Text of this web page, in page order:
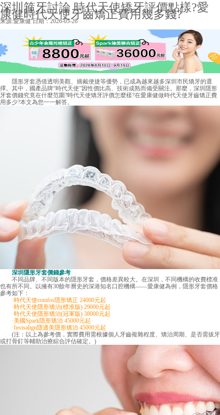
深圳箍牙討論 時代天使矯牙評價點樣?愛
康健時代天使牙齒矯正費用幾多錢?
来源:愛康健日期：2026-05-26
隱形牙套憑借透明美觀、摘戴便捷等優勢，已成為越來越多深圳市民矯牙的選
擇。其中，國產品牌“時代天使”因性價比高、技術成熟而備受關注。那麼，深圳隱形
牙套價錢究竟在什麼范圍?時代天使矯牙評價怎麼樣?在愛康健做時代天使牙齒矯正費
用多少?本文為您一一解答。
深圳隱形牙套價錢參考
不同品牌、不同版本的隱形牙套，價格差異較大。在深圳，不同機構的收費標准
也有所不同。以擁有30餘年曆史的深港知名口腔機構——愛康健為例，隱形牙套價格
參考如下：
·時代天使comfos隱形矯正 24000元起
·時代天使隱形矯治(標准版) 29000元起
·時代天使隱形矯治(冠軍版) 38000元起
·美國Spark隱形矯治 45000元起
·Invisalign隱適美隱形矯治 45000元起
(注：以上為參考價，實際費用需根據個人牙齒複雜程度、矯治周期、是否需拔牙
或打骨釘等輔助治療綜合評估確定。)